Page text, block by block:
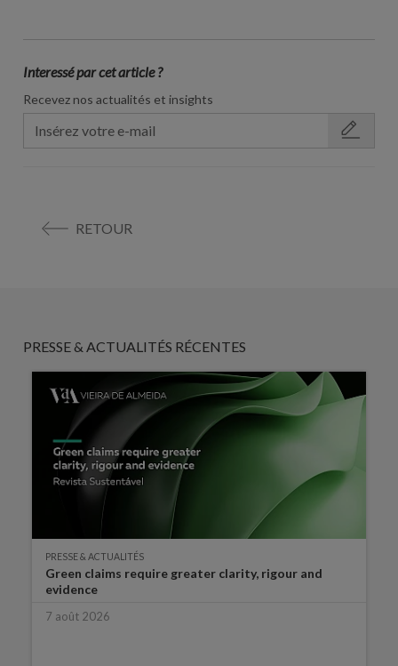
Interessé par cet article ?
Recevez nos actualités et insights
RETOUR
PRESSE & ACTUALITÉS RÉCENTES
PRESSE & ACTUALITÉS
Green claims require greater clarity, rigour and
evidence
7 août 2026